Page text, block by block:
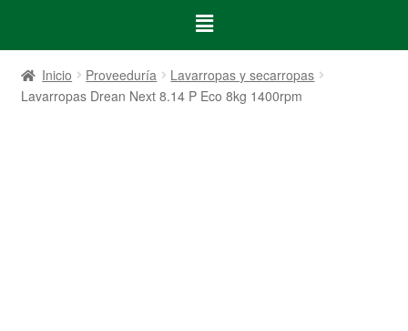
Inicio Proveeduría
Lavarropas y secarropas
Lavarropas Drean Next 8.14 P Eco 8kg 1400rpm